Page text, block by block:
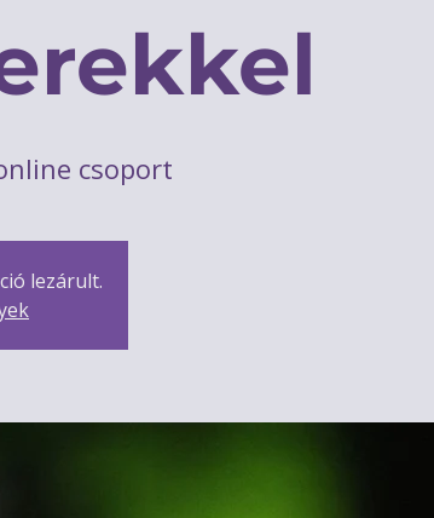
csoport
lezárult.